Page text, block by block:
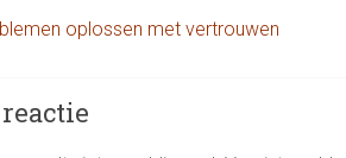
oplossen met vertrouwen
reactie